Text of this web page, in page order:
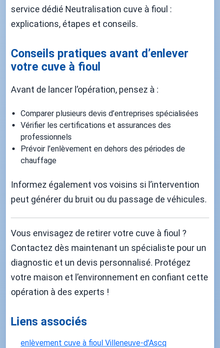
service dédié Neutralisation cuve à fioul :
explications, étapes et conseils.
Conseils pratiques avant d’enlever
votre cuve à fioul
Avant de lancer l’opération, pensez à :
Comparer plusieurs devis d’entreprises spécialisées
Vérifier les certifications et assurances des
professionnels
Prévoir l’enlèvement en dehors des périodes de
chauffage
Informez également vos voisins si l’intervention
peut générer du bruit ou du passage de véhicules.
Vous envisagez de retirer votre cuve à fioul ?
Contactez dès maintenant un spécialiste pour un
diagnostic et un devis personnalisé. Protégez
votre maison et l’environnement en confiant cette
opération à des experts !
Liens associés
enlèvement cuve à fioul Villeneuve-d'Ascq